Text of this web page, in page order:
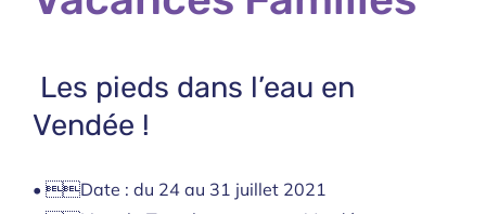
Les pieds dans l’eau en
Vendée !
• Date : du 24 au 31 juillet 2021